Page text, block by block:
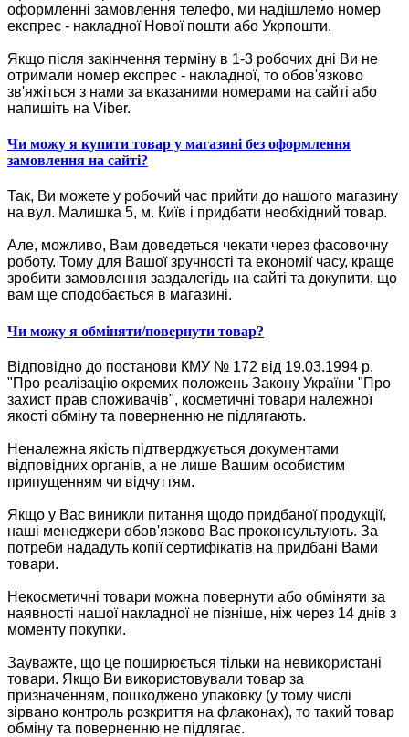
оформленні замовлення телефо, ми надішлемо номер
експрес - накладної Нової пошти або Укрпошти.
Якщо після закінчення терміну в 1-3 робочих дні Ви не
отримали номер експрес - накладної, то обов'язково
зв'яжіться з нами за вказаними номерами на сайті або
напишіть на Viber.
Чи можу я купити товар у магазині без оформлення
замовлення на сайті?
Так, Ви можете у робочий час прийти до нашого магазину
на вул. Малишка 5, м. Київ і придбати необхідний товар.
Але, можливо, Вам доведеться чекати через фасовочну
роботу. Тому для Вашої зручності та економії часу, краще
зробити замовлення заздалегідь на сайті та докупити, що
вам ще сподобається в магазині.
Чи можу я обміняти/повернути товар?
Відповідно до постанови КМУ № 172 від 19.03.1994 р.
"Про реалізацію окремих положень Закону України "Про
захист прав споживачів", косметичні товари належної
якості обміну та поверненню не підлягають.
Неналежна якість підтверджується документами
відповідних органів, а не лише Вашим особистим
припущенням чи відчуттям.
Якщо у Вас виникли питання щодо придбаної продукції,
наші менеджери обов'язково Вас проконсультують. За
потреби нададуть копії сертифікатів на придбані Вами
товари.
Некосметичні товари можна повернути або обміняти за
наявності нашої накладної не пізніше, ніж через 14 днів з
моменту покупки.
Зауважте, що це поширюється тільки на невикористані
товари. Якщо Ви використовували товар за
призначенням, пошкоджено упаковку (у тому числі
зірвано контроль розкриття на флаконах), то такий товар
обміну та поверненню не підлягає.